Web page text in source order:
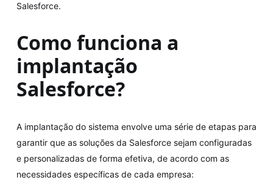
Salesforce.
Como funciona a
implantação
Salesforce?
A implantação do sistema envolve uma série de etapas para
garantir que as soluções da Salesforce sejam configuradas
e personalizadas de forma efetiva, de acordo com as
necessidades específicas de cada empresa: